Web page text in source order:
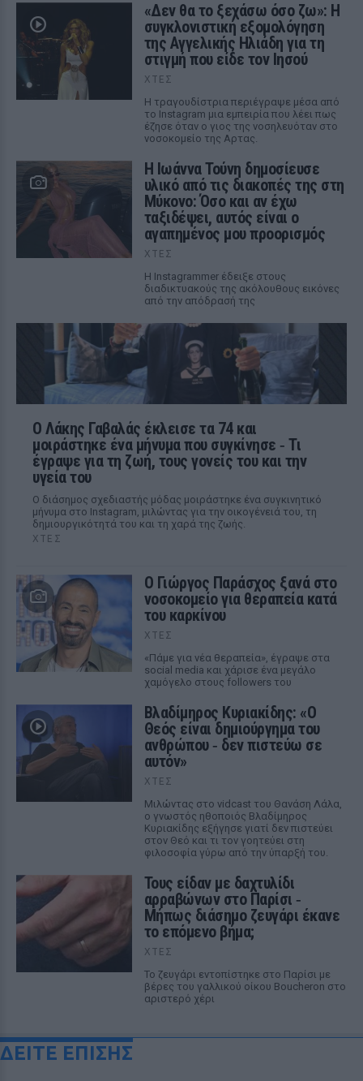
«Δεν θα το ξεχάσω όσο ζω»: Η
συγκλονιστική εξομολόγηση
της Αγγελικής Ηλιάδη για τη
στιγμή που είδε τον Ιησού
ΧΤΕΣ
Η τραγουδίστρια περιέγραψε μέσα από
το Instagram μια εμπειρία που λέει πως
έζησε όταν ο γιος της νοσηλευόταν στο
νοσοκομείο της Αρτας.
Η Ιωάννα Τούνη δημοσίευσε
υλικό από τις διακοπές της στη
Μύκονο: Όσο και αν έχω
ταξιδέψει, αυτός είναι ο
αγαπημένος μου προορισμός
ΧΤΕΣ
Η Instagrammer έδειξε στους
διαδικτυακούς της ακόλουθους εικόνες
από την απόδρασή της
Ο Λάκης Γαβαλάς έκλεισε τα 74 και
μοιράστηκε ένα μήνυμα που συγκίνησε ‑ Τι
έγραψε για τη ζωή, τους γονείς του και την
υγεία του
Ο διάσημος σχεδιαστής μόδας μοιράστηκε ένα συγκινητικό
μήνυμα στο Instagram, μιλώντας για την οικογένειά του, τη
δημιουργικότητά του και τη χαρά της ζωής.
ΧΤΕΣ
O Γιώργος Παράσχος ξανά στο
νοσοκομείο για θεραπεία κατά
του καρκίνου
ΧΤΕΣ
«Πάμε για νέα θεραπεία», έγραψε στα
social media και χάρισε ένα μεγάλο
χαμόγελο στους followers του
Βλαδίμηρος Κυριακίδης: «Ο
Θεός είναι δημιούργημα του
ανθρώπου ‑ δεν πιστεύω σε
αυτόν»
ΧΤΕΣ
Μιλώντας στο vidcast του Θανάση Λάλα,
ο γνωστός ηθοποιός Βλαδίμηρος
Κυριακίδης εξήγησε γιατί δεν πιστεύει
στον Θεό και τι τον γοητεύει στη
φιλοσοφία γύρω από την ύπαρξή του.
Τους είδαν με δαχτυλίδι
αρραβώνων στο Παρίσι ‑
Μήπως διάσημο ζευγάρι έκανε
το επόμενο βήμα;
ΧΤΕΣ
Το ζευγάρι εντοπίστηκε στο Παρίσι με
βέρες του γαλλικού οίκου Boucheron στο
αριστερό χέρι
ΔΕΙΤΕ ΕΠΙΣΗΣ